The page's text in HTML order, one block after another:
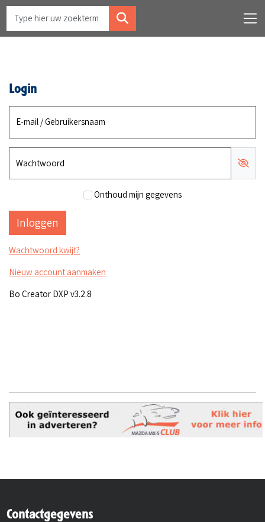
Login
E-mail / Gebruikersnaam
Wachtwoord
Onthoud mijn gegevens
Wachtwoord kwijt?
Nieuw account aanmaken
Bo Creator DXP v3.2.8
Contactgegevens